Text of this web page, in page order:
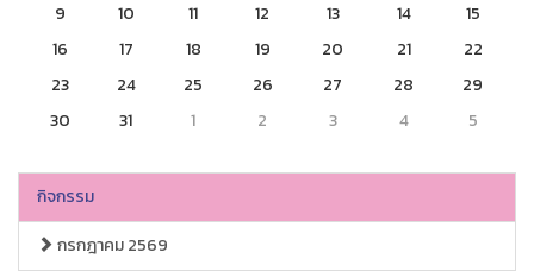
9
10 11 12 13 14
15
16
17 18 19 20 21
22
23
24 25 26 27 28
29
30
31 1 2 3 4 5
กิจกรรม
กรกฎาคม 2569